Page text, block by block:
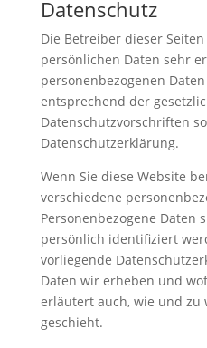
Datenschutz
Die Betreiber dieser
persönlichen Daten sehr
personenbezogenen
entsprechend der
Datenschutzvorschriften
Datenschutzerklärung.
Wenn Sie diese Website
verschiedene
Personenbezogene Daten
persönlich identifiziert
vorliegende
Daten wir erheben und
erläutert auch, wie und zu
geschieht.